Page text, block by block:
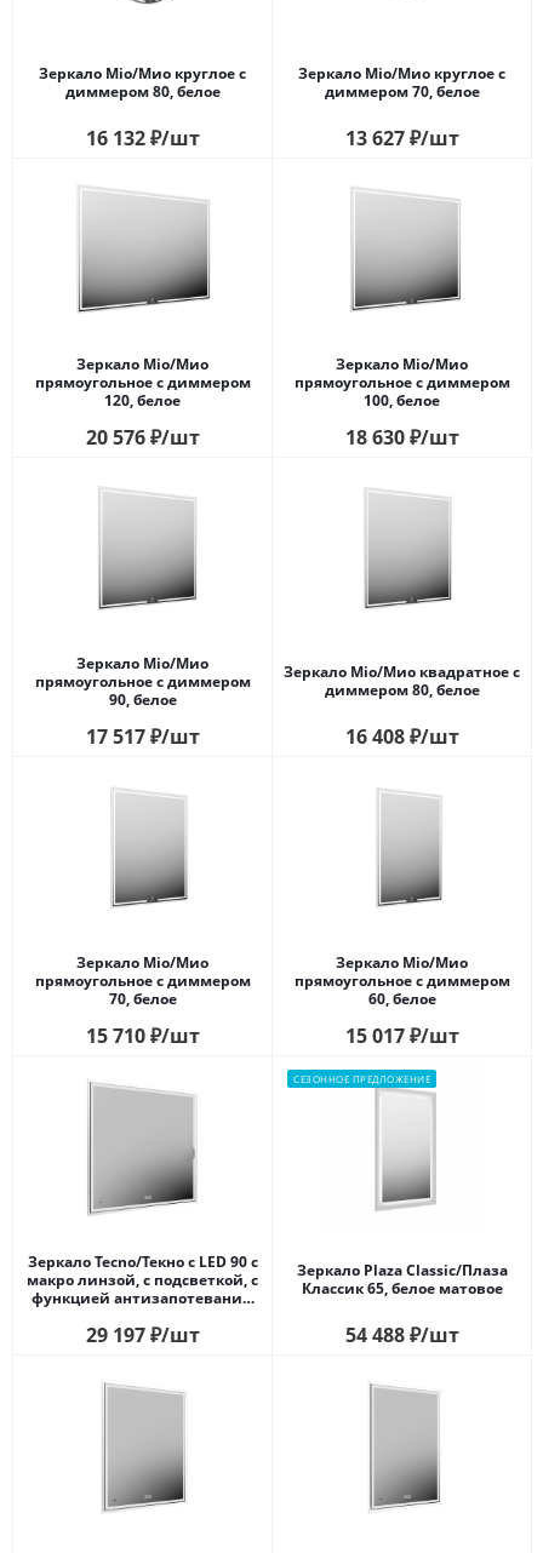
Зеркало Mio/Мио круглое с
диммером 80, белое
16 132₽/шт
Зеркало Mio/Мио круглое с
диммером 70, белое
13 627₽/шт
Зеркало Mio/Мио
прямоугольное с диммером
120, белое
20 576₽/шт
Зеркало Mio/Мио
прямоугольное с диммером
100, белое
18 630₽/шт
Зеркало Mio/Мио
прямоугольное с диммером
90, белое
17 517₽/шт
Зеркало Mio/Мио квадратное с
диммером 80, белое
16 408₽/шт
Зеркало Mio/Мио
прямоугольное с диммером
70, белое
15 710₽/шт
Зеркало Mio/Мио
прямоугольное с диммером
60, белое
15 017₽/шт
Зеркало Tecno/Текно c LED 90 с
макро линзой, с подсветкой, с
функцией антизапотевание,
29 197₽/шт
СЕЗОННОЕ ПРЕДЛОЖЕНИЕ
Зеркало Plaza Classic/Плаза
Классик 65, белое матовое
54 488₽/шт